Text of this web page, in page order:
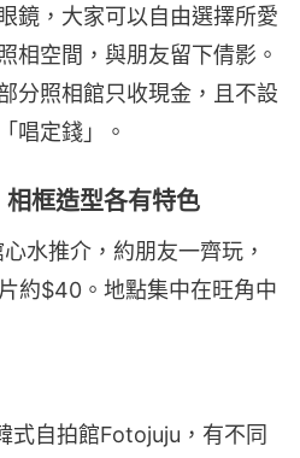
鏡，大家可以自由選擇所愛
相空間，與朋友留下倩影。
分照相館只收現金，且不設
唱定錢」。
框造型各有特色
水推介，約朋友一齊玩，
約$40。地點集中在旺角中
式自拍館Fotojuju，有不同